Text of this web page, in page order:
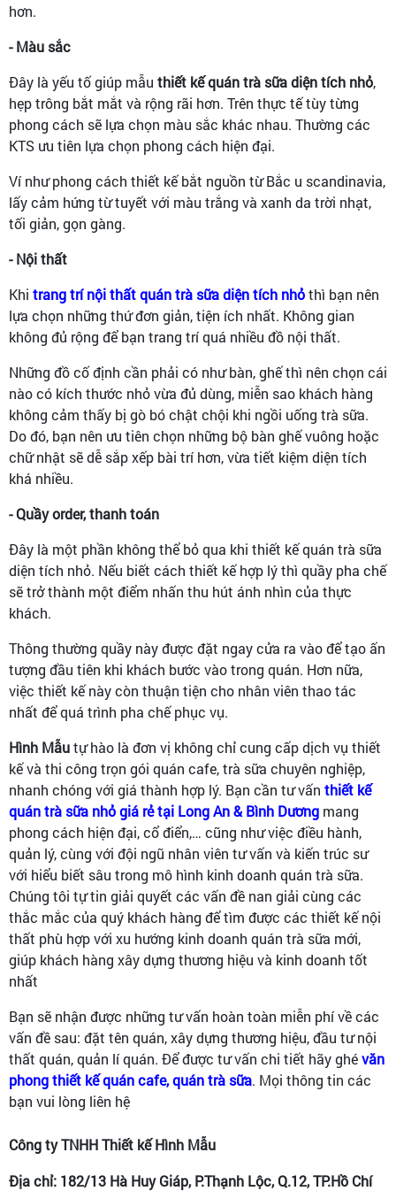
hơn.
- Màu sắc
Đây là yếu tố giúp mẫu thiết kế quán trà sữa diện tích nhỏ,
hẹp trông bắt mắt và rộng rãi hơn. Trên thực tế tùy từng
phong cách sẽ lựa chọn màu sắc khác nhau. Thường các
KTS ưu tiên lựa chọn phong cách hiện đại.
Ví như phong cách thiết kế bắt nguồn từ Bắc u scandinavia,
lấy cảm hứng từ tuyết với màu trắng và xanh da trời nhạt,
tối giản, gọn gàng.
- Nội thất
Khi trang trí nội thất quán trà sữa diện tích nhỏthì bạn nên
lựa chọn những thứ đơn giản, tiện ích nhất. Không gian
không đủ rộng để bạn trang trí quá nhiều đồ nội thất.
Những đồ cố định cần phải có như bàn, ghế thì nên chọn cái
nào có kích thước nhỏ vừa đủ dùng, miễn sao khách hàng
không cảm thấy bị gò bó chật chội khi ngồi uống trà sữa.
Do đó, bạn nên ưu tiên chọn những bộ bàn ghế vuông hoặc
chữ nhật sẽ dễ sắp xếp bài trí hơn, vừa tiết kiệm diện tích
khá nhiều.
- Quầy order, thanh toán
Đây là một phần không thể bỏ qua khi thiết kế quán trà sữa
diện tích nhỏ. Nếu biết cách thiết kế hợp lý thì quầy pha chế
sẽ trở thành một điểm nhấn thu hút ánh nhìn của thực
khách.
Thông thường quầy này được đặt ngay cửa ra vào để tạo ấn
tượng đầu tiên khi khách bước vào trong quán. Hơn nữa,
việc thiết kế này còn thuận tiện cho nhân viên thao tác
nhất để quá trình pha chế phục vụ.
Hình Mẫutự hào là đơn vị không chỉ cung cấp dịch vụ thiết
kế và thi công trọn gói quán cafe, trà sữa chuyên nghiệp,
nhanh chóng với giá thành hợp lý. Bạn cần tư vấn thiết kế
quán trà sữa nhỏ giá rẻ tại Long An & Bình Dương mang
phong cách hiện đại, cổ điển,… cũng như việc điều hành,
quản lý, cùng với đội ngũ nhân viên tư vấn và kiến trúc sư
với hiểu biết sâu trong mô hình kinh doanh quán trà sữa.
Chúng tôi tự tin giải quyết các vấn đề nan giải cùng các
thắc mắc của quý khách hàng để tìm được các thiết kế nội
thất phù hợp với xu hướng kinh doanh quán trà sữa mới,
giúp khách hàng xây dựng thương hiệu và kinh doanh tốt
nhất
Bạn sẽ nhận được những tư vấn hoàn toàn miễn phí về các
vấn đề sau: đặt tên quán, xây dựng thương hiệu, đầu tư nội
thất quán, quản lí quán. Để được tư vấn chi tiết hãy ghévăn
phong thiết kế quán cafe, quán trà sữa. Mọi thông tin các
bạn vui lòng liên hệ
Công ty TNHH Thiết kế Hình Mẫu
Địa chỉ: 182/13 Hà Huy Giáp, P.Thạnh Lộc, Q.12, TP.Hồ Chí